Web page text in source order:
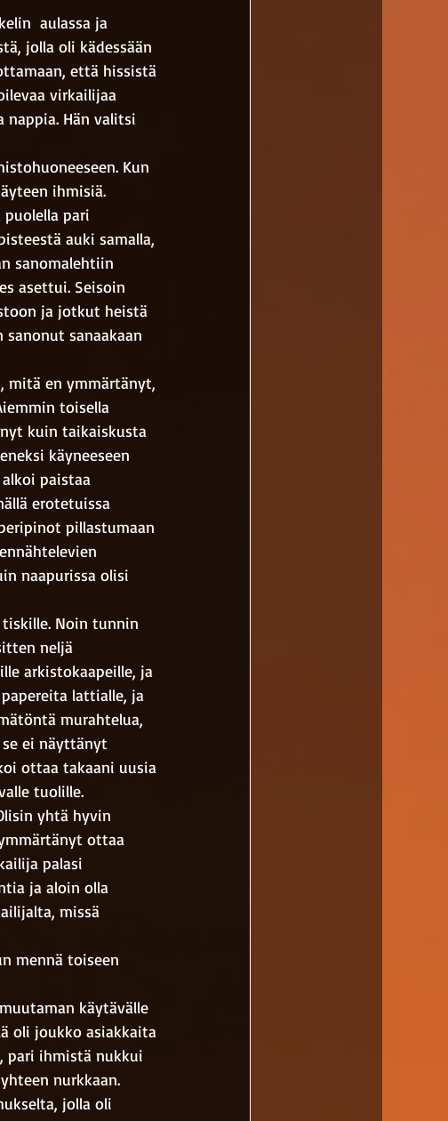
aulassa ja
jolla oli kädessään
että hissistä
virkailijaa
nappia. Hän valitsi
Kun
ihmisiä.
pari
auki samalla,
sanomalehtiin
asettui. Seisoin
ja jotkut heistä
sanaakaan
mitä en ymmärtänyt,
toisella
kuin taikaiskusta
käyneeseen
paistaa
erotetuissa
pillastumaan
naapurissa olisi
Noin tunnin
neljä
arkistokaapeille, ja
lattialle, ja
murahtelua,
ei näyttänyt
ottaa takaani uusia
tuolille.
yhtä hyvin
ottaa
palasi
ja aloin olla
missä
mennä toiseen
käytävälle
oli joukko asiakkaita
pari ihmistä nukkui
nurkkaan.
jolla oli